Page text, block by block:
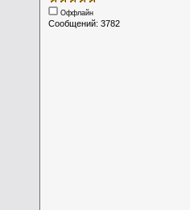
Оффлайн
Сообщений: 3782